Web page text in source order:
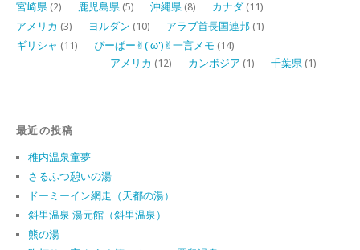
宮崎県 (2) 鹿児島県 (5) 沖縄県 (8) カナダ (11)
アメリカ (3) ヨルダン (10) アラブ首長国連邦 (1)
ギリシャ (11) ぴーぱー✌︎('ω')✌︎一言メモ (14)
アメリカ (12) カンボジア (1) 千葉県 (1)
最近の投稿
稚内温泉童夢
さるふつ憩いの湯
ドーミーイン網走（天都の湯）
斜里温泉 湯元館（斜里温泉）
熊の湯